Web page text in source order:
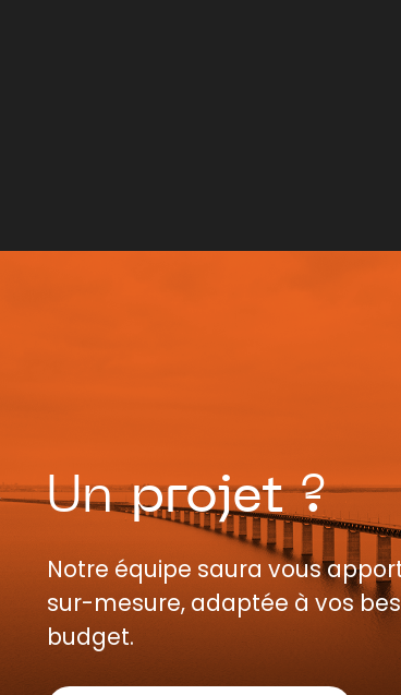
Unprojet?
Notre équipe saura vous
sur-mesure, adaptée à vos
budget.